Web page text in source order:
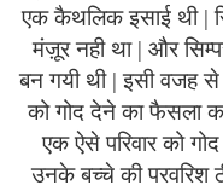
एक कैथलिक इसाई थी |
मंज़ूर नही था | और
बन गयी थी | इसी वजह से
को गोद देने का फैसला
एक ऐसे परिवार को
उनके बच्चे की परवरिश